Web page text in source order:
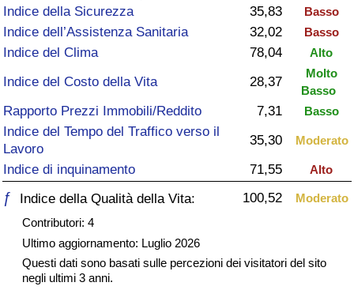
Indice della Sicurezza 35,83 Basso
Indice dell’Assistenza Sanitaria 32,02 Basso
Indice del Clima 78,04 Alto
Indice del Costo della Vita 28,37
Molto
Basso
Rapporto Prezzi Immobili/Reddito 7,31 Basso
Indice del Tempo del Traffico verso il
Lavoro
35,30 Moderato
Indice di inquinamento 71,55 Alto
ƒ Indice della Qualità della Vita: 100,52
Moderato
Contributori: 4
Ultimo aggiornamento: Luglio 2026
Questi dati sono basati sulle percezioni dei visitatori del sito
negli ultimi 3 anni.
Indice del Tasso di Criminalità (Corrente)
Indice della Criminalità
Assistenza Sanitaria
Indice dell’Assistenza Sanitaria (Corrente)
Indice dell’Assistenza Sanitaria
Indice dell’Assistenza Sanitaria per
Nazione